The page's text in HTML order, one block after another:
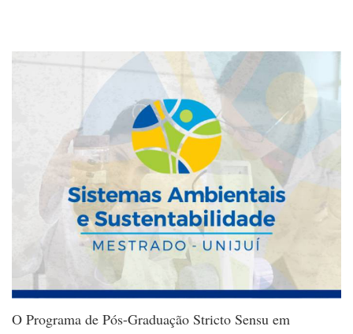
O Programa de Pós-Graduação Stricto Sensu em